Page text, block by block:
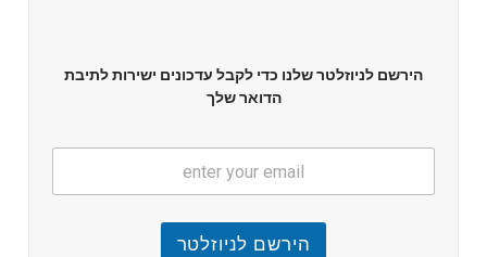
הירשם לניוזלטר שלנו כדי לקבל עדכונים ישירות לתיבת
הדואר שלך
הירשם לניוזלטר